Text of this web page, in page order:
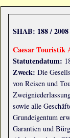
SHAB: 188 / 2008
Caesar Touristik
Statutendatum:
Zweck: Die
von Reisen und
sowie alle
Grundeigentum
Garantien und